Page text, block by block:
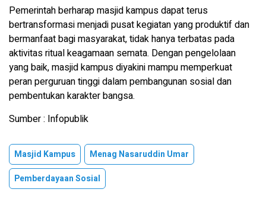
Pemerintah berharap masjid kampus dapat terus
bertransformasi menjadi pusat kegiatan yang produktif dan
bermanfaat bagi masyarakat, tidak hanya terbatas pada
aktivitas ritual keagamaan semata. Dengan pengelolaan
yang baik, masjid kampus diyakini mampu memperkuat
peran perguruan tinggi dalam pembangunan sosial dan
pembentukan karakter bangsa.
Sumber : Infopublik
Masjid Kampus
Menag Nasaruddin Umar
Pemberdayaan Sosial